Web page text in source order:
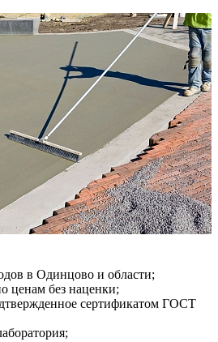
в Одинцово и области;
ценам без наценки;
сертификатом ГОСТ